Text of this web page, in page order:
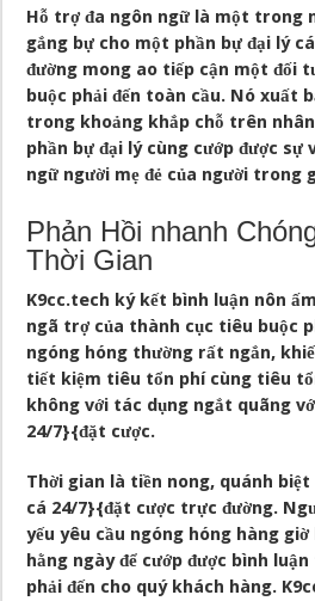
Hỗ trợ đa ngôn ngữ là một trong
gắng bự cho một phần bự đại lý
đường mong ao tiếp cận một đối
buộc phải đến toàn cầu. Nó xuất
trong khoảng khắp chỗ trên
phần bự đại lý cùng cướp được sự
ngữ người mẹ đẻ của người trong
Phản Hồi nhanh
Thời Gian
K9cc.tech ký kết bình luận nôn
ngã trợ của thành cục tiêu buộc
ngóng hóng thường rất ngắn,
tiết kiệm tiêu tổn phí cùng tiêu
không với tác dụng ngắt quãng
24/7}{đặt cược.
Thời gian là tiền nong, quánh
cá 24/7}{đặt cược trực đường.
yếu yêu cầu ngóng hóng hàng
hằng ngày để cướp được bình
phải đến cho quý khách hàng.